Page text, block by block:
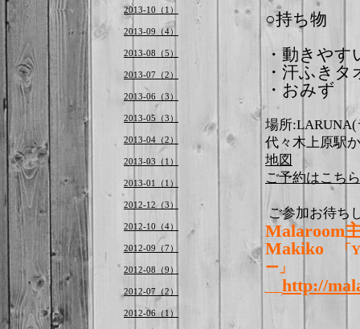
○持ち物
・動きやす
・汗ふきタ
・おみず
場所
代々木上原駅
地図
ご予約はこち
ご参加お待ち
Makiko 「
ー」
http://
2013-10（1）
2013-09（4）
2013-08（5）
2013-07（2）
2013-06（3）
2013-05（3）
2013-04（2）
2013-03（1）
2013-01（1）
2012-12（3）
2012-10（4）
2012-09（7）
2012-08（9）
2012-07（2）
2012-06（1）